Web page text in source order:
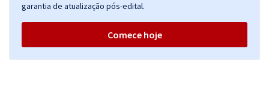
garantia de atualização pós-edital.
Comece hoje